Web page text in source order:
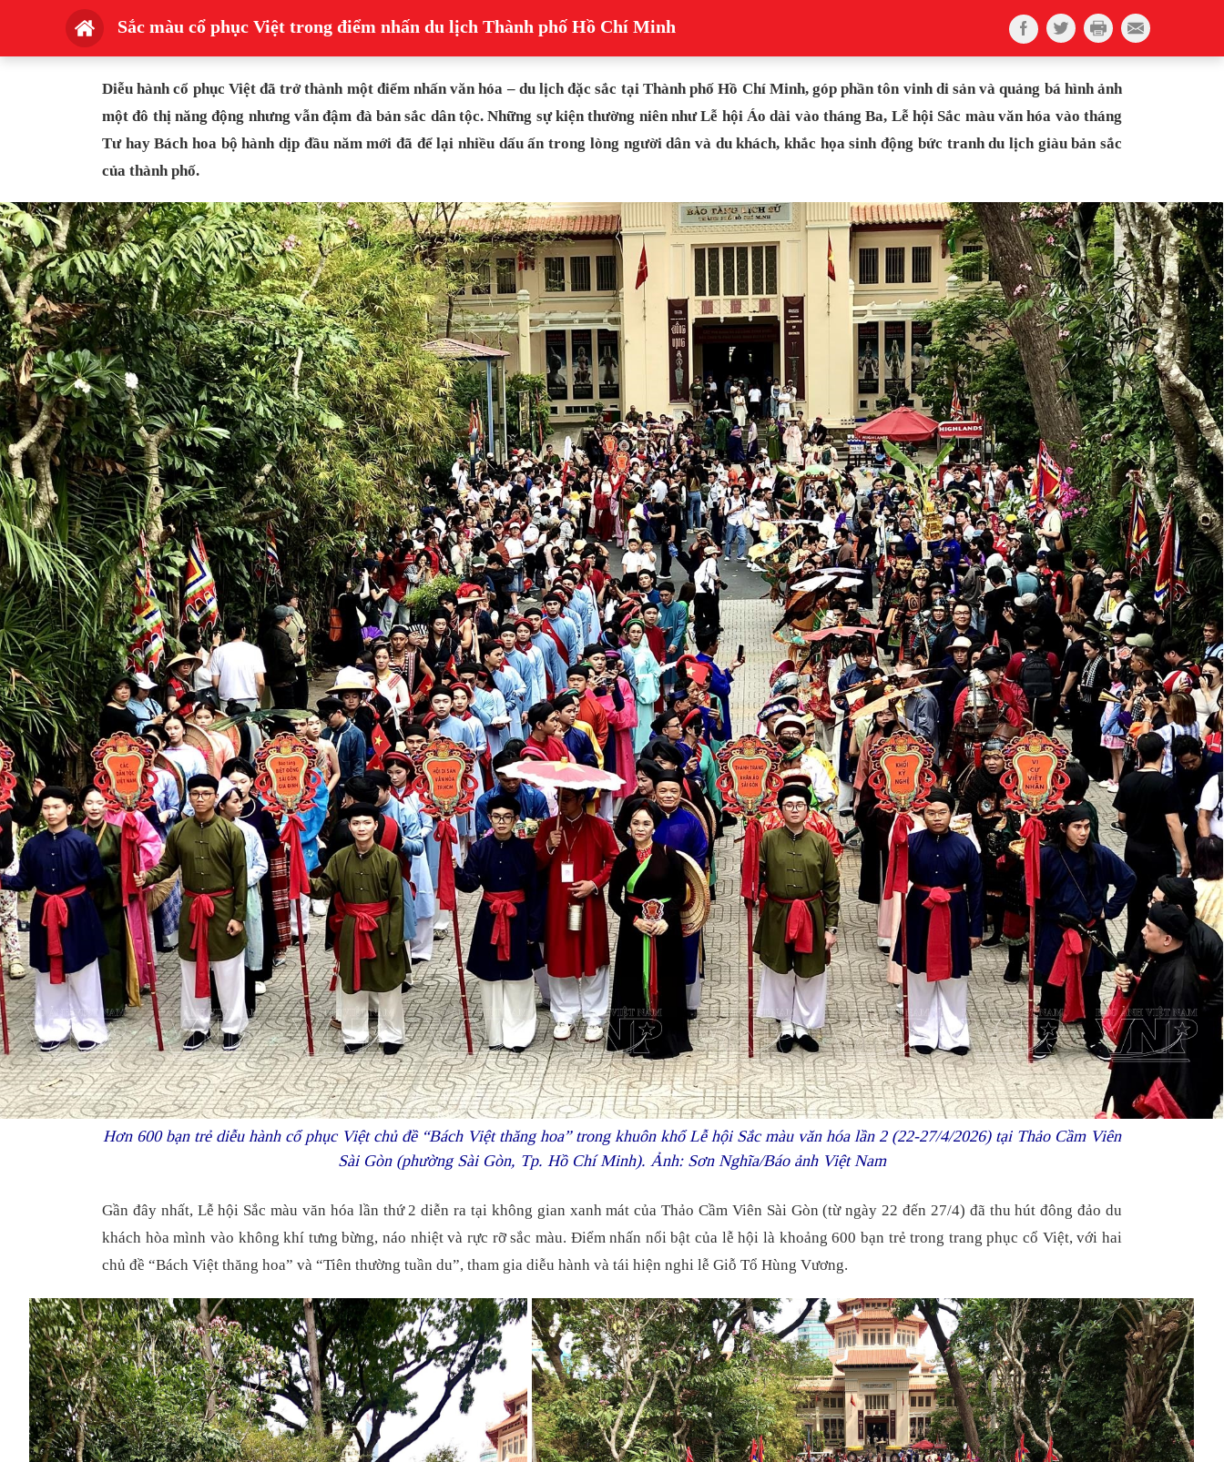
Sắc màu cổ phục Việt trong điểm nhấn du lịch Thành phố Hồ Chí Minh
Diễu hành cổ phục Việt đã trở thành một điểm nhấn văn hóa – du lịch đặc sắc tại Thành phố Hồ Chí Minh, góp phần tôn vinh di sản và quảng bá hình ảnh
một đô thị năng động nhưng vẫn đậm đà bản sắc dân tộc. Những sự kiện thường niên như Lễ hội Áo dài vào tháng Ba, Lễ hội Sắc màu văn hóa vào tháng
Tư hay Bách hoa bộ hành dịp đầu năm mới đã để lại nhiều dấu ấn trong lòng người dân và du khách, khắc họa sinh động bức tranh du lịch giàu bản sắc
của thành phố.
Hơn 600 bạn trẻ diễu hành cổ phục Việt chủ đề “Bách Việt thăng hoa” trong khuôn khổ Lễ hội Sắc màu văn hóa lần 2 (22-27/4/2026) tại Thảo Cầm Viên
Sài Gòn (phường Sài Gòn, Tp. Hồ Chí Minh). Ảnh: Sơn Nghĩa/Báo ảnh Việt Nam
Gần đây nhất, Lễ hội Sắc màu văn hóa lần thứ 2 diễn ra tại không gian xanh mát của Thảo Cầm Viên Sài Gòn (từ ngày 22 đến 27/4) đã thu hút đông đảo du
khách hòa mình vào không khí tưng bừng, náo nhiệt và rực rỡ sắc màu. Điểm nhấn nổi bật của lễ hội là khoảng 600 bạn trẻ trong trang phục cổ Việt, với hai
chủ đề “Bách Việt thăng hoa” và “Tiên thường tuần du”, tham gia diễu hành và tái hiện nghi lễ Giỗ Tổ Hùng Vương.